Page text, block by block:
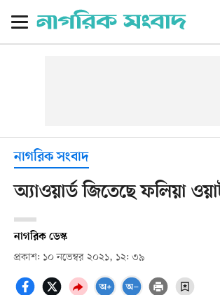
নাগরিক সংবাদ
অ্যাওয়ার্ড জিতেছে ফলিয়া
নাগরিক ডেস্ক
প্রকাশ: ১০ নভেম্বর ২০২১, ১২: ৩৯